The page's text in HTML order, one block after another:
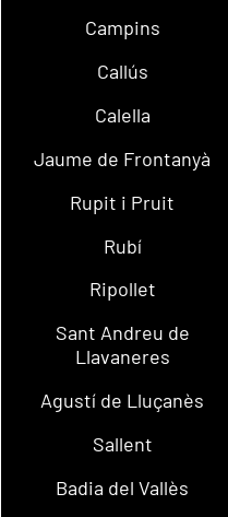
Campins
Callús
Calella
Jaume de Frontanyà
Rupit i Pruit
Rubí
Ripollet
Sant Andreu de
Llavaneres
Agustí de Lluçanès
Sallent
Badia del Vallès